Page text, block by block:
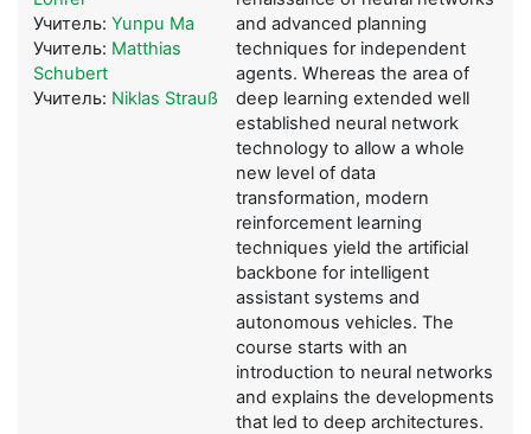
and advanced planning
techniques for independent
agents. Whereas the area of
deep learning extended well
established neural network
technology to allow a whole
new level of data
transformation, modern
reinforcement learning
techniques yield the artificial
backbone for intelligent
assistant systems and
autonomous vehicles. The
course starts with an
introduction to neural networks
and explains the developments
that led to deep architectures.
Учитель: Yunpu Ma
Учитель: Matthias
Schubert
Учитель: Niklas Strauß